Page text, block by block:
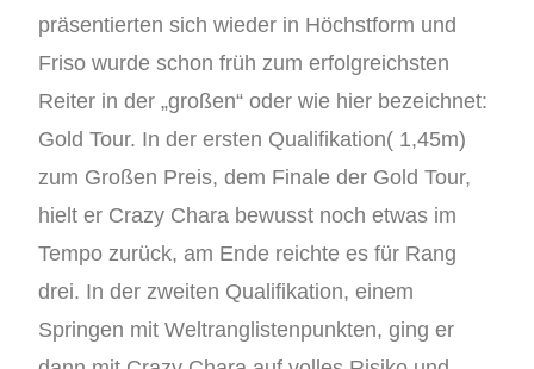
präsentierten sich wieder in Höchstform und
Friso wurde schon früh zum erfolgreichsten
Reiter in der „großen“ oder wie hier bezeichnet:
Gold Tour. In der ersten Qualifikation( 1,45m)
zum Großen Preis, dem Finale der Gold Tour,
hielt er Crazy Chara bewusst noch etwas im
Tempo zurück, am Ende reichte es für Rang
drei. In der zweiten Qualifikation, einem
Springen mit Weltranglistenpunkten, ging er